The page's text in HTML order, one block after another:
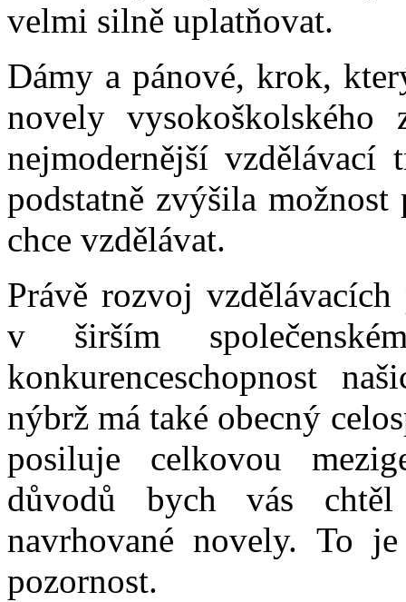
velmi silně uplatňovat.
Dámy a pánové, krok,
novely vysokoškolského
nejmodernější
podstatně zvýšila
chce vzdělávat.
Právě rozvoj
v širším
konkurenceschopnost
nýbrž má také obecný
posiluje celkovou
důvodů bych vás
navrhované novely. To
pozornost.